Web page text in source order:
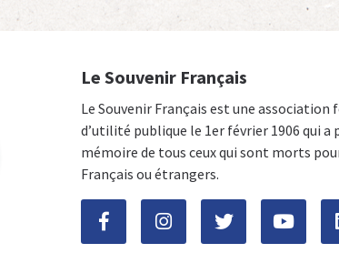
Le Souvenir Français
Le Souvenir Français est une association
d’utilité publique le 1er février 1906 qui
mémoire de tous ceux qui sont morts
Français ou étrangers.